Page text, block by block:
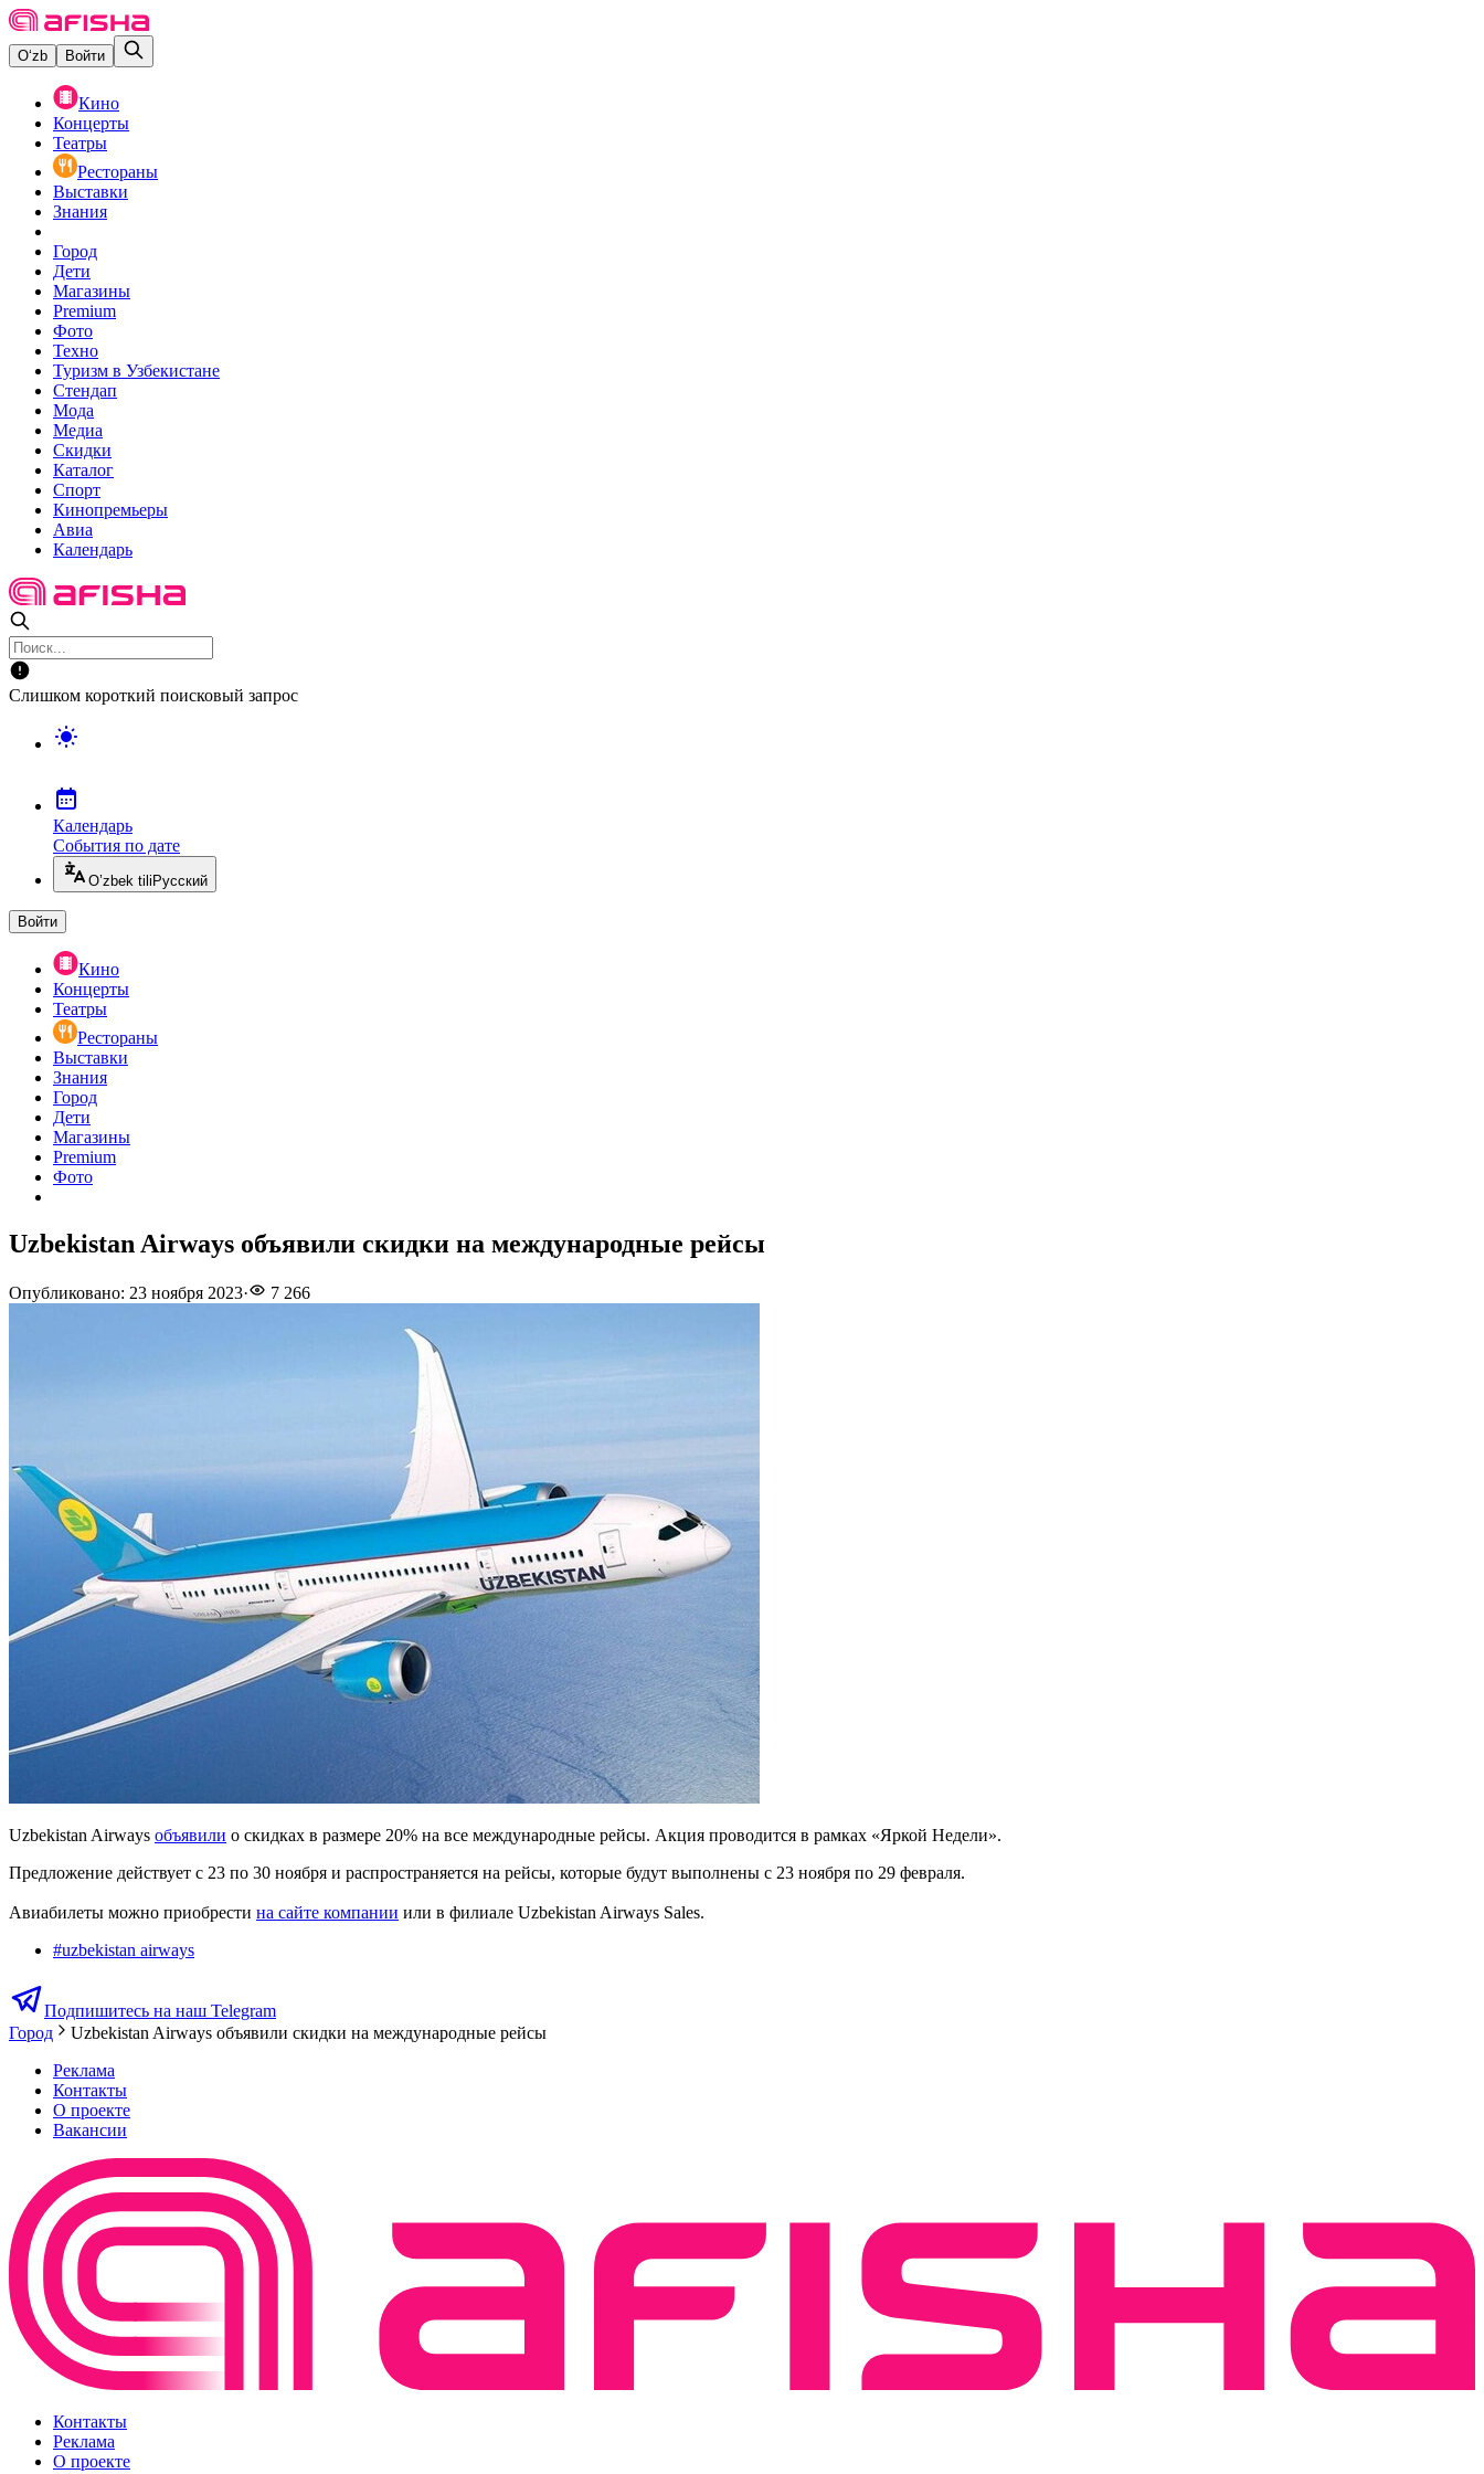
O‘zb Войти
Кино
Концерты
Театры
Рестораны
Выставки
Знания
Город
Дети
Магазины
Premium
Фото
Техно
Туризм в Узбекистане
Стендап
Мода
Медиа
Скидки
Каталог
Спорт
Кинопремьеры
Авиа
Календарь
Слишком короткий поисковый запрос
Календарь
События по дате
O’zbek tili Русский
Войти
Кино
Концерты
Театры
Рестораны
Выставки
Знания
Город
Дети
Магазины
Premium
Фото
Uzbekistan Airways объявили скидки на международные рейсы
Опубликовано: 23 ноября 2023· 7 266
Uzbekistan Airways объявили о скидках в размере 20% на все международные рейсы. Акция проводится в рамках «Яркой Недели».
Предложение действует с 23 по 30 ноября и распространяется на рейсы, которые будут выполнены с 23 ноября по 29 февраля.
Авиабилеты можно приобрести на сайте компании или в филиале Uzbekistan Airways Sales.
#uzbekistan airways
Подпишитесь на наш Telegram
Город
Uzbekistan Airways объявили скидки на международные рейсы
Реклама
Контакты
О проекте
Вакансии
Контакты
Реклама
О проекте